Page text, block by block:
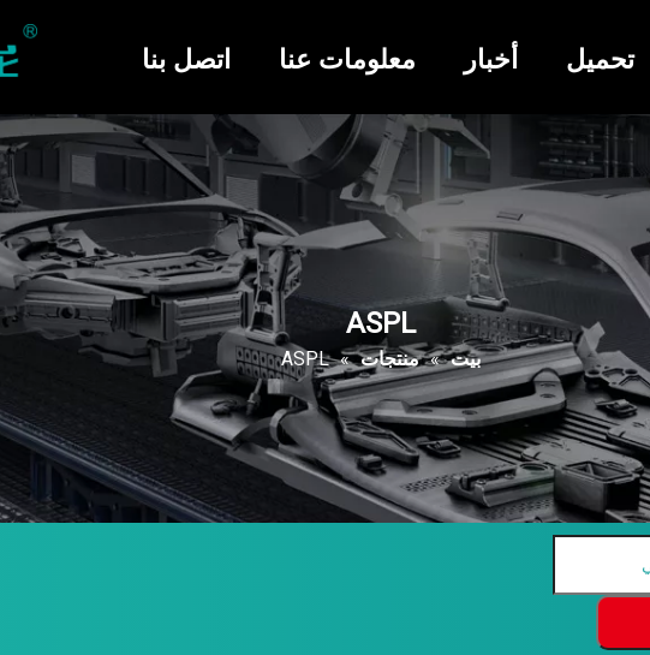
اتصل بنا معلومات عنا أخبار تحميل
ASPL
بيت » منتجات »
ASPL